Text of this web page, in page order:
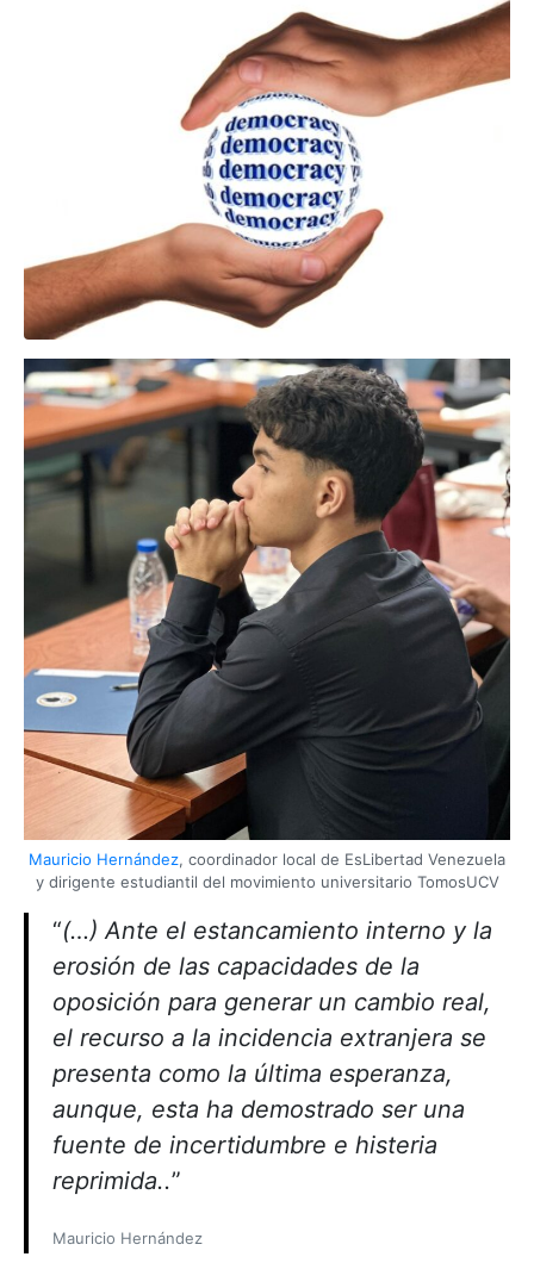
Mauricio Hernández, coordinador local de EsLibertad Venezuela
y dirigente estudiantil del movimiento universitario TomosUCV
“(…) Ante el estancamiento interno y la
erosión de las capacidades de la
oposición para generar un cambio real,
el recurso a la incidencia extranjera se
presenta como la última esperanza,
aunque, esta ha demostrado ser una
fuente de incertidumbre e histeria
reprimida..”
Mauricio Hernández